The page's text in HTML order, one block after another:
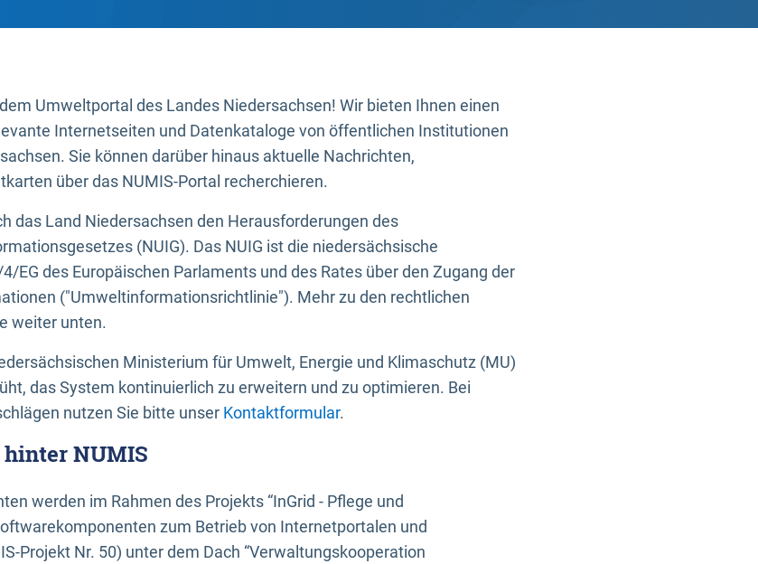
Umweltportal des Landes Niedersachsen! Wir bieten Ihnen einen
Internetseiten und Datenkataloge von öffentlichen Institutionen
Sie können darüber hinaus aktuelle Nachrichten,
über das NUMIS-Portal recherchieren.
das Land Niedersachsen den Herausforderungen des
(NUIG). Das NUIG ist die niedersächsische
EG des Europäischen Parlaments und des Rates über den Zugang der
("Umweltinformationsrichtlinie"). Mehr zu den rechtlichen
weiter unten.
Ministerium für Umwelt, Energie und Klimaschutz (MU)
das System kontinuierlich zu erweitern und zu optimieren. Bei
nutzen Sie bitte unser Kontaktformular.
NUMIS
werden im Rahmen des Projekts “InGrid - Pflege und
zum Betrieb von Internetportalen und
Projekt Nr. 50) unter dem Dach “Verwaltungskooperation